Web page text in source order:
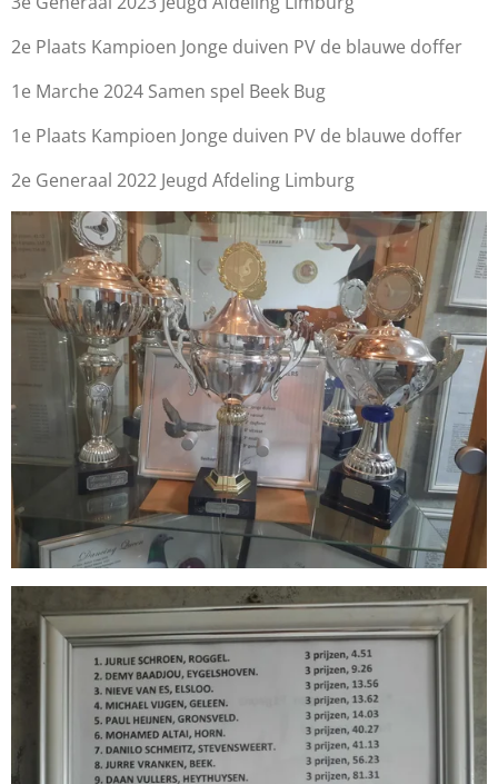
2e Plaats Kampioen Jonge duiven PV de blauwe doffer
1e Marche 2024 Samen spel Beek Bug
1e Plaats Kampioen Jonge duiven PV de blauwe doffer
2e Generaal 2022 Jeugd Afdeling Limburg